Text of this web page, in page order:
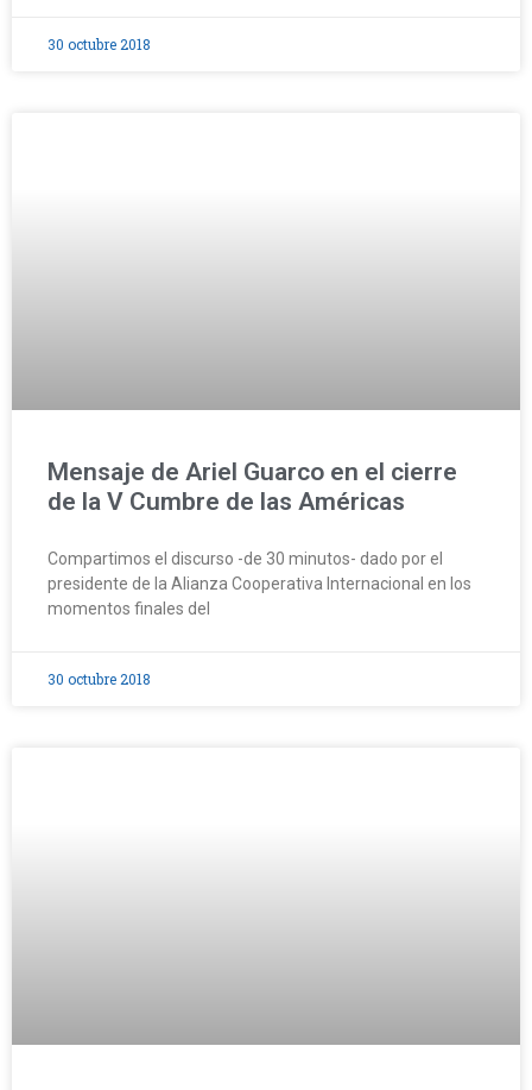
30 octubre 2018
Mensaje de Ariel Guarco en el cierre
de la V Cumbre de las Américas
Compartimos el discurso -de 30 minutos- dado por el
presidente de la Alianza Cooperativa Internacional en los
momentos finales del
30 octubre 2018